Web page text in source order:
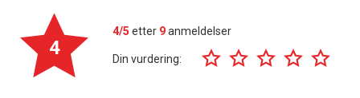
4
4/5 etter 9anmeldelser
Din vurdering: